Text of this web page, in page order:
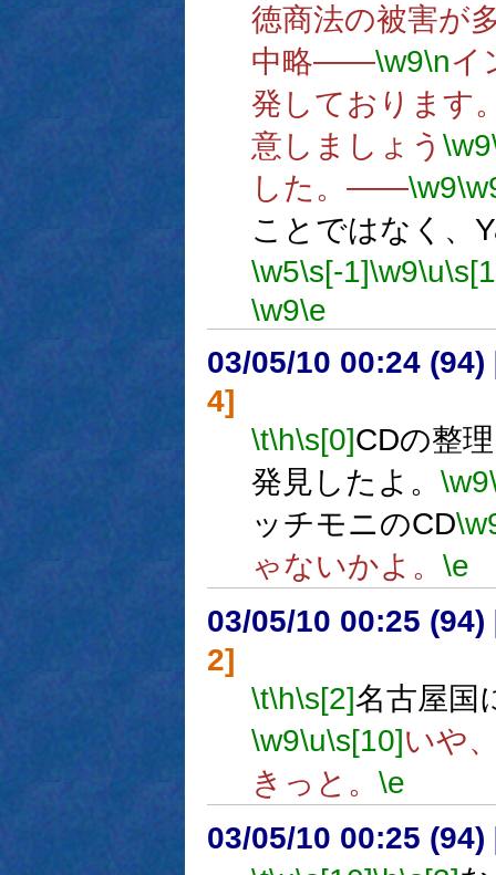
徳商法の被害が
中略――\w9\nイ
発しております
意しましょう \w9
した。――\w9
ことではなく、
\w5\s[-1]\w9\u
\w9\e
03/05/10 00:24 (94)
4]
\t\h\s[0]CDの整
発見したよ。 \w9
ッチモニのCD
ゃないかよ。 \e
03/05/10 00:25 (94)
2]
\t\h\s[2]名古屋国
\w9\u\s[10]いや
きっと。 \e
03/05/10 00:25 (94)